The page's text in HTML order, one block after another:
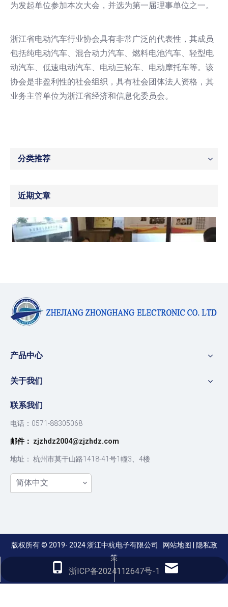
为发起单位参加本次大会，并选为第一届理事单位之一。
浙江省电动汽车行业协会具有非常广泛的代表性，其成员
包括纯电动汽车、混合动力汽车、燃料电池汽车、轻型电
动汽车、低速电动汽车、电动三轮车、电动摩托车等。该
协会是非盈利性的社会组织，具有社会团体法人资格，其
业务主管单位为浙江省经济和信息化委员会。
分类推荐
近期文章
喜报--我支部荣获“先进基层党组织”荣誉称号
+86 0571-88178576
zjzhdz2004@zjzhdz.com
产品中心
关于我们
联系我们
电话：0571-88305068
邮件： zjzhdz2004@zjzhdz.com
地址： 杭州市莫干山路1418-41号1幢3、4楼
简体中文
版权所有 © 2019- 2024浙江中杭电子有限公司 网站地图
隐私政
策
浙ICP备2024112647号-1